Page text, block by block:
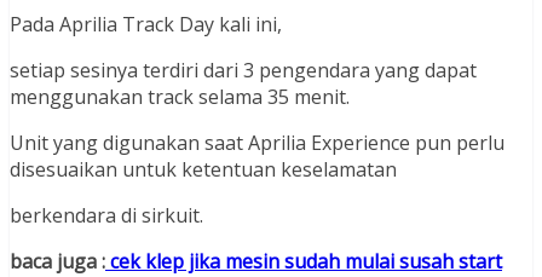
Pada Aprilia Track Day kali ini,
setiap sesinya terdiri dari 3 pengendara yang dapat
menggunakan track selama 35 menit.
Unit yang digunakan saat Aprilia Experience pun perlu
disesuaikan untuk ketentuan keselamatan
berkendara di sirkuit.
baca juga :cek klep jika mesin sudah mulai susah start